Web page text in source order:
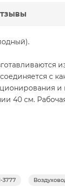
с
40 см.
3777